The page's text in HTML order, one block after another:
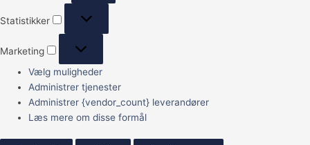
Statistikker
Marketing
Vælg muligheder
Administrer tjenester
Administrer {vendor_count} leverandører
Læs mere om disse formål